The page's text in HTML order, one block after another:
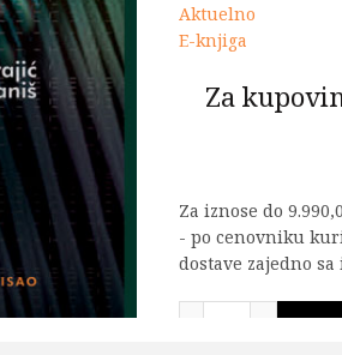
Aktuelno
E-knjiga
Za
Za iznose do
- po cenovniku
dostave zajedno
Uvod u